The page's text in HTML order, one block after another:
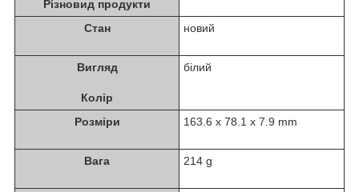
Різновид продукти
Стан новий
Вигляд
Колір
білий
Розміри 163.6 x 78.1 x 7.9 mm
Вага 214 g